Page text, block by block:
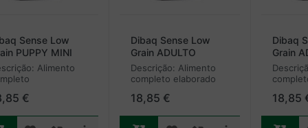
Sense Low
PUPPY MINI
Alimento
para
desde o primeiro
€
Dibaq Sense Low
Grain ADULTO
(FRANGO)
Descrição: Alimento
completo elaborado
todas as raças com
frango e arroz.
18,85 €
Dibaq
Grain
raça
arroz.
18,85